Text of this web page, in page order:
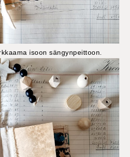
isoon sängynpeittoon.